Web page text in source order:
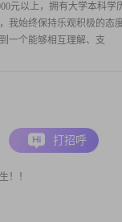
元以上，拥有大学本科学
我始终保持乐观积极的态度
一个能够相互理解、支
！！
打招呼